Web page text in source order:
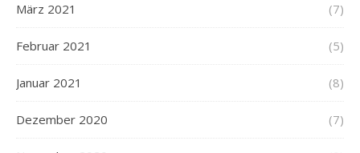
März 2021 (7)
Februar 2021 (5)
Januar 2021 (8)
Dezember 2020 (7)